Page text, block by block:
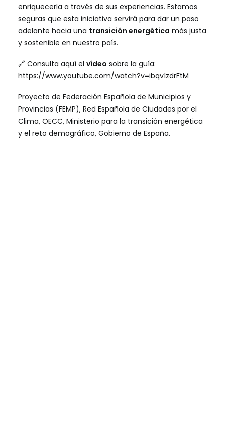
enriquecerla a través de sus experiencias. Estamos
seguras que esta iniciativa servirá para dar un paso
adelante hacia una transición energética más justa
y sostenible en nuestro país.
🔗 Consulta aquí el vídeo sobre la guía:
https://www.youtube.com/watch?v=ibqv1zdrFtM
Proyecto de Federación Española de Municipios y
Provincias (FEMP), Red Española de Ciudades por el
Clima, OECC, Ministerio para la transición energética
y el reto demográfico, Gobierno de España.